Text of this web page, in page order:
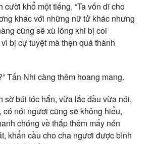
khổ một tiếng, “Ta vốn dĩ cho
khác với những nữ tử khác nhưng
cũng sẽ xù lông khi bị coi
bị cự tuyệt mà thẹn quá thành
Tấn Nhi càng thêm hoang mang.
sờ búi tóc hắn, vừa lắc đầu vừa nói,
có nói ngươi cũng sẽ không hiểu,
chóng về thắp thêm mấy nén
khẩn cầu cho cha ngươi được bình